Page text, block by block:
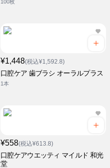
100枚
¥1,448(税込¥1,592.8)
口腔ケア 歯ブラシ オーラルプラス
1本
¥558(税込¥613.8)
口腔ケアウエッティ マイルド 和光
堂